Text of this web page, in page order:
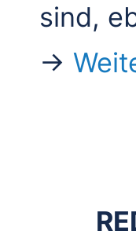
sind,
→